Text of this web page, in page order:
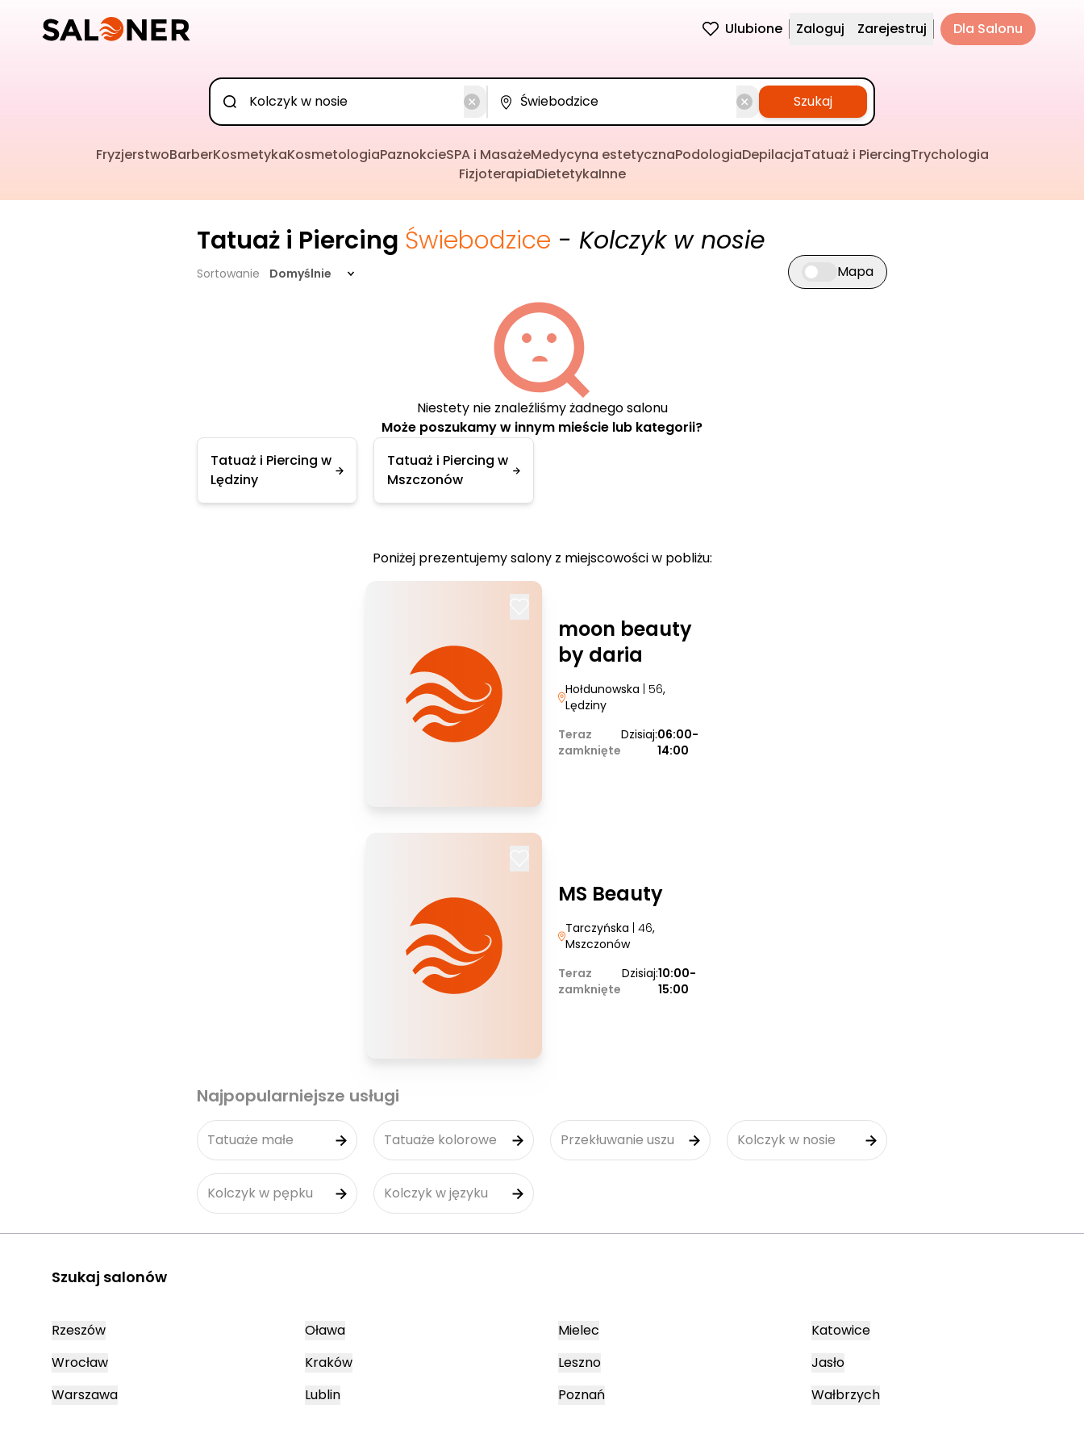
Ulubione Zaloguj Zarejestruj Dla Salonu
Szukaj
FryzjerstwoBarberKosmetykaKosmetologiaPaznokcieSPA i MasażeMedycyna estetycznaPodologiaDepilacjaTatuaż i PiercingTrychologia
FizjoterapiaDietetykaInne
Tatuaż i Piercing Świebodzice - Kolczyk w nosie
Sortowanie Domyślnie Przełącz widok mapy
Mapa
Niestety nie znaleźliśmy żadnego salonu
Może poszukamy w innym mieście lub kategorii?
Tatuaż i Piercing w
Lędziny
Tatuaż i Piercing w
Mszczonów
Poniżej prezentujemy salony z miejscowości w pobliżu:
moon beauty
by daria
Hołdunowska | 56,
Lędziny
Teraz
zamknięte
Dzisiaj:06:00-
14:00
MS Beauty
Tarczyńska | 46,
Mszczonów
Teraz
zamknięte
Dzisiaj:10:00-
15:00
Najpopularniejsze usługi
Tatuaże małe Tatuaże kolorowe Przekłuwanie uszu Kolczyk w nosie
Kolczyk w pępku Kolczyk w języku
Szukaj salonów
Rzeszów
Wrocław
Warszawa
Oława
Kraków
Lublin
Mielec
Leszno
Poznań
Katowice
Jasło
Wałbrzych